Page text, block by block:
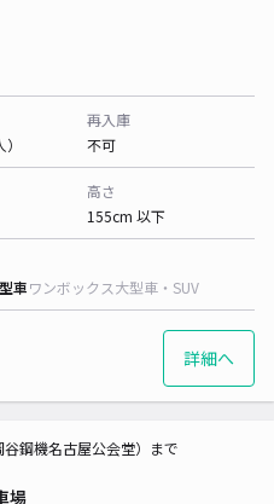
再入庫
不可
高さ
155cm 以下
車ワンボックス大型車・SUV
詳細へ
場
鋼機名古屋公会堂）まで